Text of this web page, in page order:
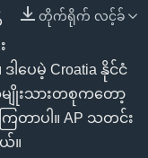
တိုက်ရိုက် လင့်ခ်
မဲ့ Croatia နိုင်ငံ
ျိုးသားတစုကတော့
တာပါ။ AP သတင်း
။